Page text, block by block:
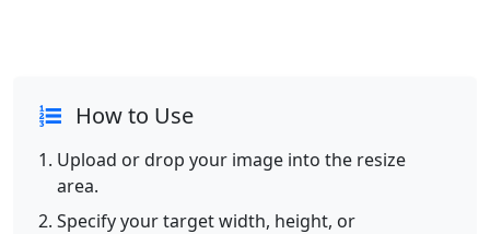
How to Use
Upload or drop your image into the resize
area.
Specify your target width, height, or